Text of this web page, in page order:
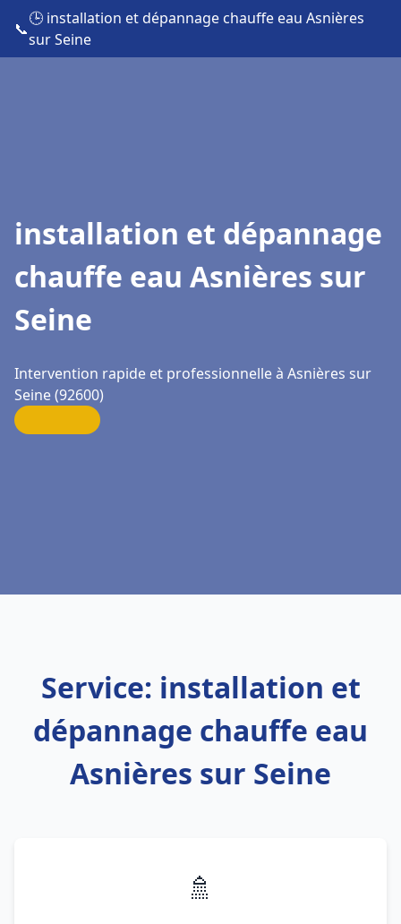
📞
🕒 installation et dépannage chauffe eau Asnières
sur Seine
installation et dépannage
chauffe eau Asnières sur
Seine
Intervention rapide et professionnelle à Asnières sur
Seine (92600)
Service: installation et
dépannage chauffe eau
Asnières sur Seine
🚿